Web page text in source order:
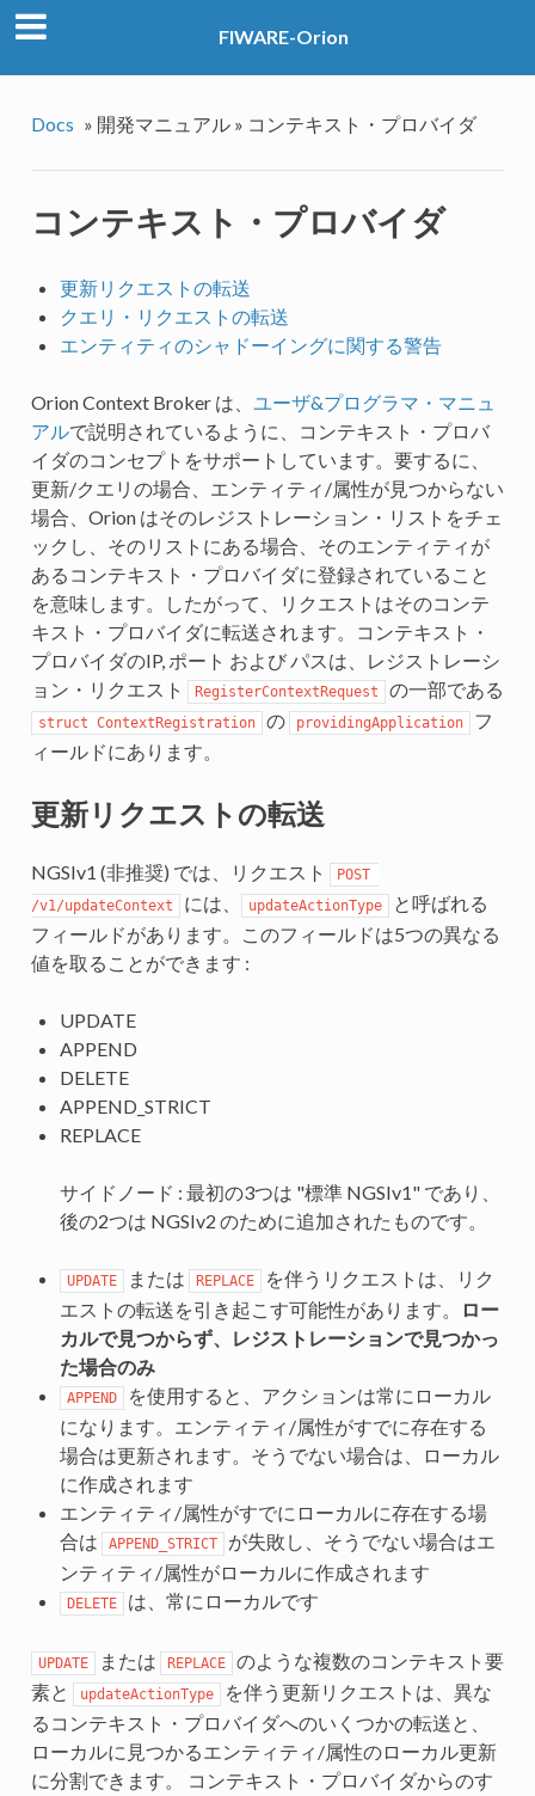
FIWARE-Orion
Docs » 開発マニュアル » コンテキスト・プロバイダ
コンテキスト・プロバイダ
更新リクエストの転送
クエリ・リクエストの転送
エンティティのシャドーイングに関する警告
Orion Context Broker は、 ユーザ&プログラマ・マニュ
アルで説明されているように、コンテキスト・プロバ
イダのコンセプトをサポートしています。要するに、
更新/クエリの場合、エンティティ/属性が見つからない
場合、Orion はそのレジストレーション・リストをチェ
ックし、そのリストにある場合、そのエンティティが
あるコンテキスト・プロバイダに登録されていること
を意味します。したがって、リクエストはそのコンテ
キスト・プロバイダに転送されます。コンテキスト・
プロバイダのIP, ポート および パスは、レジストレーシ
ョン・リクエスト
RegisterContextRequest の一部である
struct ContextRegistration の providingApplication
フ
ィールドにあります。
更新リクエストの転送
NGSIv1 (非推奨) では、リクエスト
POST
/v1/updateContext
には、 updateActionType
と呼ばれる
フィールドがあります。このフィールドは5つの異なる
値を取ることができます :
UPDATE
APPEND
DELETE
APPEND_STRICT
REPLACE
サイドノード : 最初の3つは "標準 NGSIv1" であり、
後の2つは NGSIv2 のために追加されたものです。
UPDATE または REPLACE
を伴うリクエストは、リク
エストの転送を引き起こす可能性があります。
ロー
カルで見つからず、レジストレーションで見つかっ
た場合のみ
APPEND
を使用すると、アクションは常にローカル
になります。エンティティ/属性がすでに存在する
場合は更新されます。そうでない場合は、ローカル
に作成されます
エンティティ/属性がすでにローカルに存在する場
合は
APPEND_STRICT
が失敗し、そうでない場合はエ
ンティティ/属性がローカルに作成されます
DELETE は、常にローカルです
UPDATE または REPLACE
のような複数のコンテキスト要
素と
updateActionType
を伴う更新リクエストは、異な
るコンテキスト・プロバイダへのいくつかの転送と、
ローカルに見つかるエンティティ/属性のローカル更新
に分割できます。 コンテキスト・プロバイダからのす